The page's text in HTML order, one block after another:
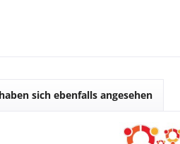
sich ebenfalls angesehen